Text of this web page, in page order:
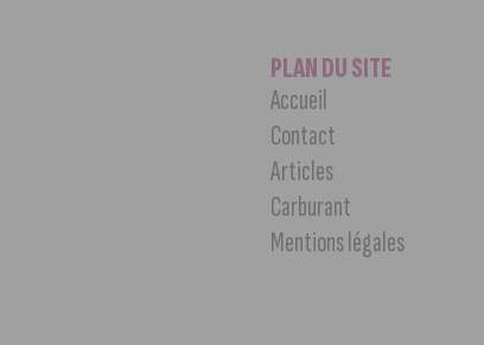
PLAN DU SITE
Accueil
Contact
Articles
Carburant
Mentions légales